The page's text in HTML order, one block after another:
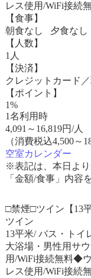
レス使用/WiFi接続
【食事】
朝食なし 夕食なし
【人数】
1人
【決済】
クレジットカード
【ポイント】
1%
1名利用時
4,091 ～ 16,819円/人
（消費税込4,500～
空室カレンダー
※表記は、本日よ
「金額/食事」内容
□禁煙□ツイン【13
ツイン
13平米/ バス・トイ
大浴場・男性用サ
用/WiFi接続無料◆
レス使用/WiFi接続